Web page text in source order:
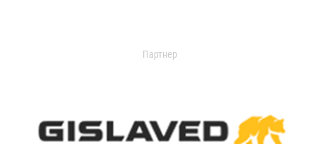
Партнер